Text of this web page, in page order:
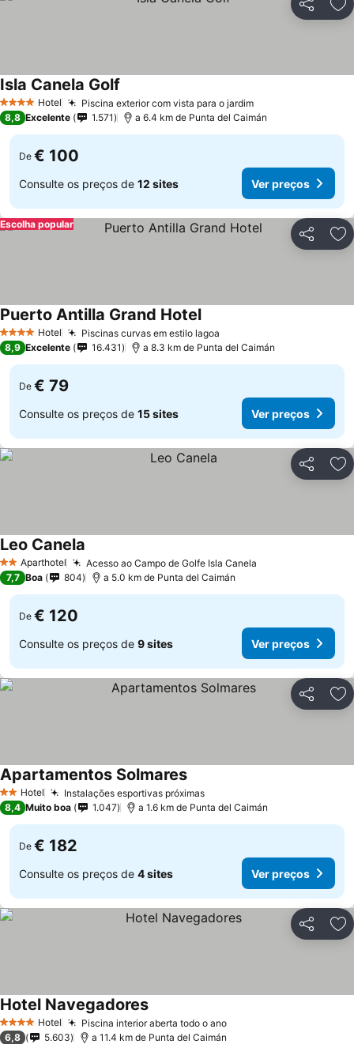
Partilhar
4 EstrelasHotel Piscina exterior com vista para o jardim
Isla Canela Golf
8,8 Excelente 1.571 a 6.4 km de Punta del Caimán
De € 100
Consulte os preços de 12 sites Ver preços
Partilhar
Escolha popular
4 EstrelasHotel Piscinas curvas em estilo lagoa
Puerto Antilla Grand Hotel
8,9 Excelente 16.431 a 8.3 km de Punta del Caimán
De € 79
Consulte os preços de 15 sites Ver preços
Partilhar
2 EstrelasAparthotel Acesso ao Campo de Golfe Isla Canela
Leo Canela
7,7 Boa 804 a 5.0 km de Punta del Caimán
De € 120
Consulte os preços de 9 sites Ver preços
Partilhar
2 Estrelas
Hotel Instalações esportivas próximas
Apartamentos Solmares
8,4 Muito boa 1.047 a 1.6 km de Punta del Caimán
De € 182
Consulte os preços de 4 sites Ver preços
Partilhar
4 EstrelasHotel Piscina interior aberta todo o ano
Hotel Navegadores
6,8 5.603 a 11.4 km de Punta del Caimán